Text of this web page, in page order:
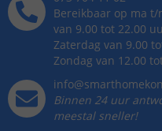
Bereikbaar op ma t/
van 9.00 tot 22.00
Zaterdag van 9.00
Zondag van 12.00
Binnen 24 uur
meestal sneller!